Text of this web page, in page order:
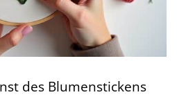
des Blumenstickens